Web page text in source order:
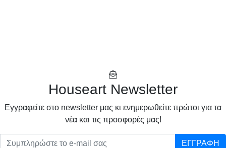
Houseart Newsletter
Eγγραφείτε στο newsletter μας κι ενημερωθείτε πρώτοι για τα
νέα και τις προσφορές μας!
ΕΓΓΡΑΦΗ